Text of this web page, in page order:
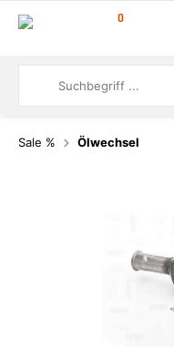
0
Sale % Ölwechsel